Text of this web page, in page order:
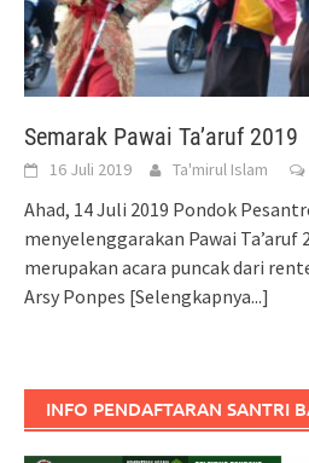
Semarak Pawai Ta’aruf 2019
16 Juli 2019 Ta'mirul Islam
Ahad, 14 Juli 2019 Pondok
menyelenggarakan Pawai Ta’aruf
merupakan acara puncak dari
Arsy Ponpes [Selengkapnya...]
INFO PENDAFTARAN SANTRI